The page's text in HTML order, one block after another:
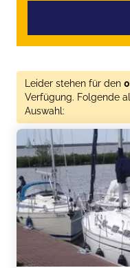
Leider stehen für den
Verfügung. Folgende
Auswahl: